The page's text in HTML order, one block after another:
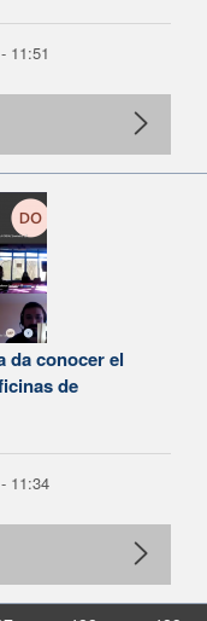
11:51
da conocer el
de
11:34